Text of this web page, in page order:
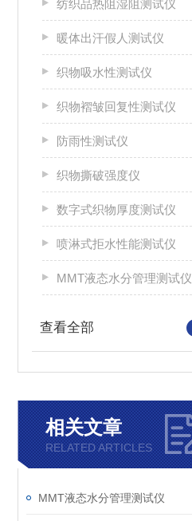
纺织品热阻湿阻测试仪
暖体出汗假人测试仪
织物吸水性测试仪
织物褶皱回复性测试仪
防雨性测试仪
织物撕破强度仪
数字式织物厚度测试仪
喷淋式拒水性能测试仪
MMT液态水分管理测试仪
查看全部
相关文章
RELATED ARTICLES
MMT液态水分管理测试仪